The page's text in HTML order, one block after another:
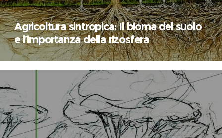
Agricoltura sintropica: Il bioma del suolo
e l’importanza della rizosfera